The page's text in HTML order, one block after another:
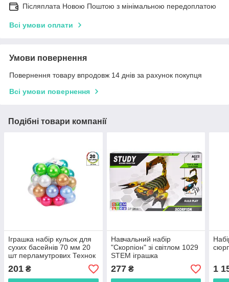
Післяплата Новою Поштою з мінімальною передоплатою
Всі умови оплати
Умови повернення
Повернення товару впродовж 14 днів за рахунок покупця
Всі умови повернення
Подібні товари компанії
Іграшка набір кульок для
сухих басейнів 70 мм 20
шт перламутрових Технок
8928
201 ₴
Навчальний набір
"Скорпіон" зі світлом 1029
STEM іграшка
277₴ 1